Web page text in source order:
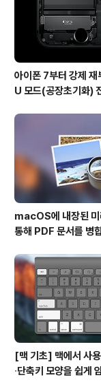
아이폰 7부터 강제 재
U 모드(공장초기화)
macOS에 내장된 미
통해 PDF 문서를 병
[맥 기초] 맥에서 사용
∙단축키 모양을 쉽게